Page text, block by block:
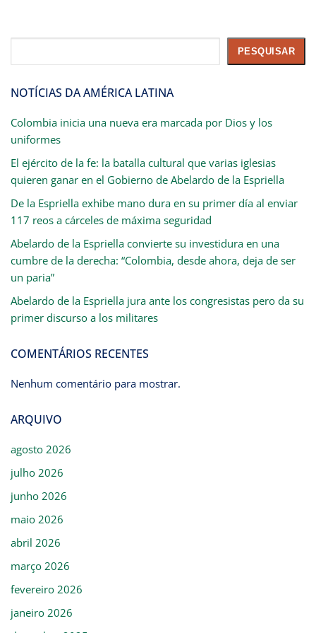
PESQUISAR
NOTÍCIAS DA AMÉRICA LATINA
Colombia inicia una nueva era marcada por Dios y los
uniformes
El ejército de la fe: la batalla cultural que varias iglesias
quieren ganar en el Gobierno de Abelardo de la Espriella
De la Espriella exhibe mano dura en su primer día al enviar
117 reos a cárceles de máxima seguridad
Abelardo de la Espriella convierte su investidura en una
cumbre de la derecha: “Colombia, desde ahora, deja de ser
un paria”
Abelardo de la Espriella jura ante los congresistas pero da su
primer discurso a los militares
COMENTÁRIOS RECENTES
Nenhum comentário para mostrar.
ARQUIVO
agosto 2026
julho 2026
junho 2026
maio 2026
abril 2026
março 2026
fevereiro 2026
janeiro 2026